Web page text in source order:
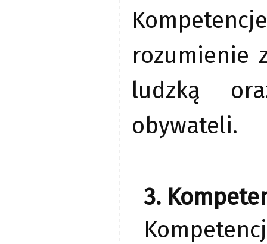
rozumienie
ludzką
obywateli.
3.